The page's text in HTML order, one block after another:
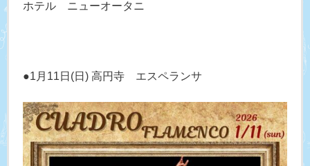
ホテル ニューオータニ
●1月11日(日) 高円寺 エスペランサ